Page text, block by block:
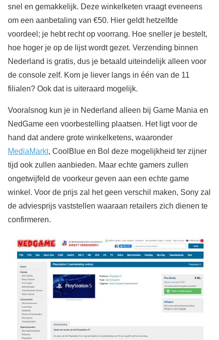
snel en gemakkelijk. Deze winkelketen vraagt eveneens
om een aanbetaling van €50. Hier geldt hetzelfde
voordeel; je hebt recht op voorrang. Hoe sneller je bestelt,
hoe hoger je op de lijst wordt gezet. Verzending binnen
Nederland is gratis, dus je betaald uiteindelijk alleen voor
de console zelf. Kom je liever langs in één van de 11
filialen? Ook dat is uiteraard mogelijk.
Vooralsnog kun je in Nederland alleen bij Game Mania en
NedGame een voorbestelling plaatsen. Het ligt voor de
hand dat andere grote winkelketens, waaronder
MediaMarkt, CoolBlue en Bol deze mogelijkheid ter zijner
tijd ook zullen aanbieden. Maar echte gamers zullen
ongetwijfeld de voorkeur geven aan een echte game
winkel. Voor de prijs zal het geen verschil maken, Sony zal
de adviesprijs vaststellen waaraan retailers zich dienen te
confirmeren.